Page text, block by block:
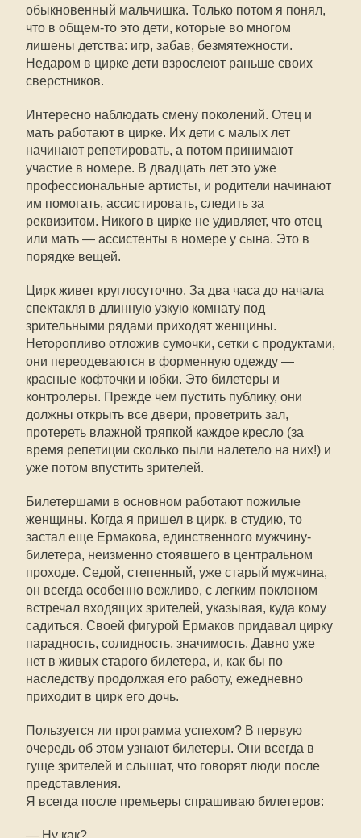
обыкновенный мальчишка. Только потом я понял,
что в общем-то это дети, которые во многом
лишены детства: игр, забав, безмятежности.
Недаром в цирке дети взрослеют раньше своих
сверстников.
Интересно наблюдать смену поколений. Отец и
мать работают в цирке. Их дети с малых лет
начинают репетировать, а потом принимают
участие в номере. В двадцать лет это уже
профессиональные артисты, и родители начинают
им помогать, ассистировать, следить за
реквизитом. Никого в цирке не удивляет, что отец
или мать — ассистенты в номере у сына. Это в
порядке вещей.
Цирк живет круглосуточно. За два часа до начала
спектакля в длинную узкую комнату под
зрительными рядами приходят женщины.
Неторопливо отложив сумочки, сетки с продуктами,
они переодеваются в форменную одежду —
красные кофточки и юбки. Это билетеры и
контролеры. Прежде чем пустить публику, они
должны открыть все двери, проветрить зал,
протереть влажной тряпкой каждое кресло (за
время репетиции сколько пыли налетело на них!) и
уже потом впустить зрителей.
Билетершами в основном работают пожилые
женщины. Когда я пришел в цирк, в студию, то
застал еще Ермакова, единственного мужчину-
билетера, неизменно стоявшего в центральном
проходе. Седой, степенный, уже старый мужчина,
он всегда особенно вежливо, с легким поклоном
встречал входящих зрителей, указывая, куда кому
садиться. Своей фигурой Ермаков придавал цирку
парадность, солидность, значимость. Давно уже
нет в живых старого билетера, и, как бы по
наследству продолжая его работу, ежедневно
приходит в цирк его дочь.
Пользуется ли программа успехом? В первую
очередь об этом узнают билетеры. Они всегда в
гуще зрителей и слышат, что говорят люди после
представления.
Я всегда после премьеры спрашиваю билетеров:
— Ну как?